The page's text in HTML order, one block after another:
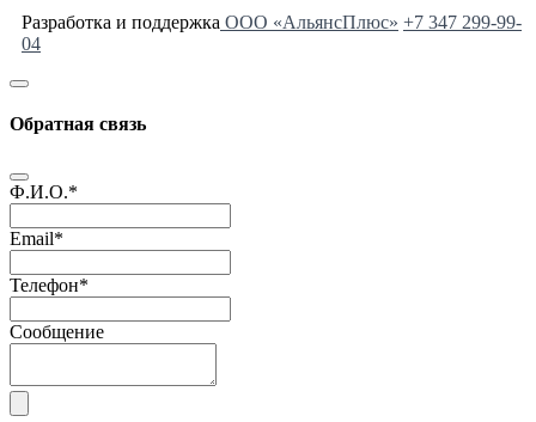
Разработка и поддержка ООО «АльянсПлюс» +7 347 299-99-
04
Обратная связь
Ф.И.О.*
Email*
Телефон*
Сообщение